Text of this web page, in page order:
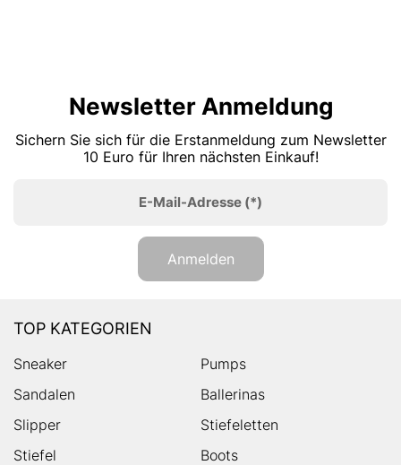
Newsletter Anmeldung
Sichern Sie sich für die Erstanmeldung zum Newsletter
10 Euro für Ihren nächsten Einkauf!
E-Mail-Adresse (*)
Anmelden
TOP KATEGORIEN
Sneaker
Pumps
Sandalen
Ballerinas
Slipper
Stiefeletten
Stiefel
Boots